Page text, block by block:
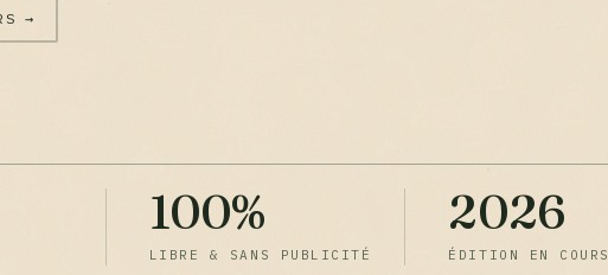
→
choisir ses
chaussures...
ÉQUIPEMENT
100%
LIBRE & SANS PUBLICITÉ
2026
ÉDITION EN COURS